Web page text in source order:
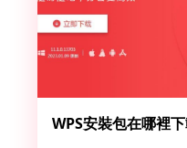
WPS安裝包在哪裡